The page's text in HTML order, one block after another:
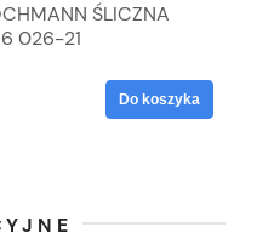
ŚLICZNA
026-21
Do koszyka